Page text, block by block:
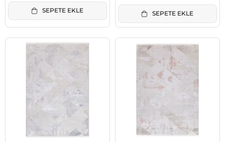
SEPETE EKLE SEPETE EKLE